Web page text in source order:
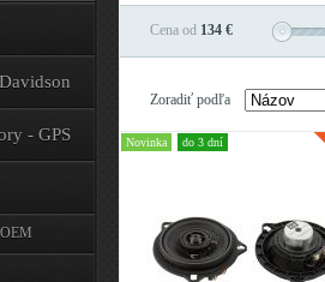
Cena od 134 €
Zoradiť podľa
Novinka do 3 dní
- GPS